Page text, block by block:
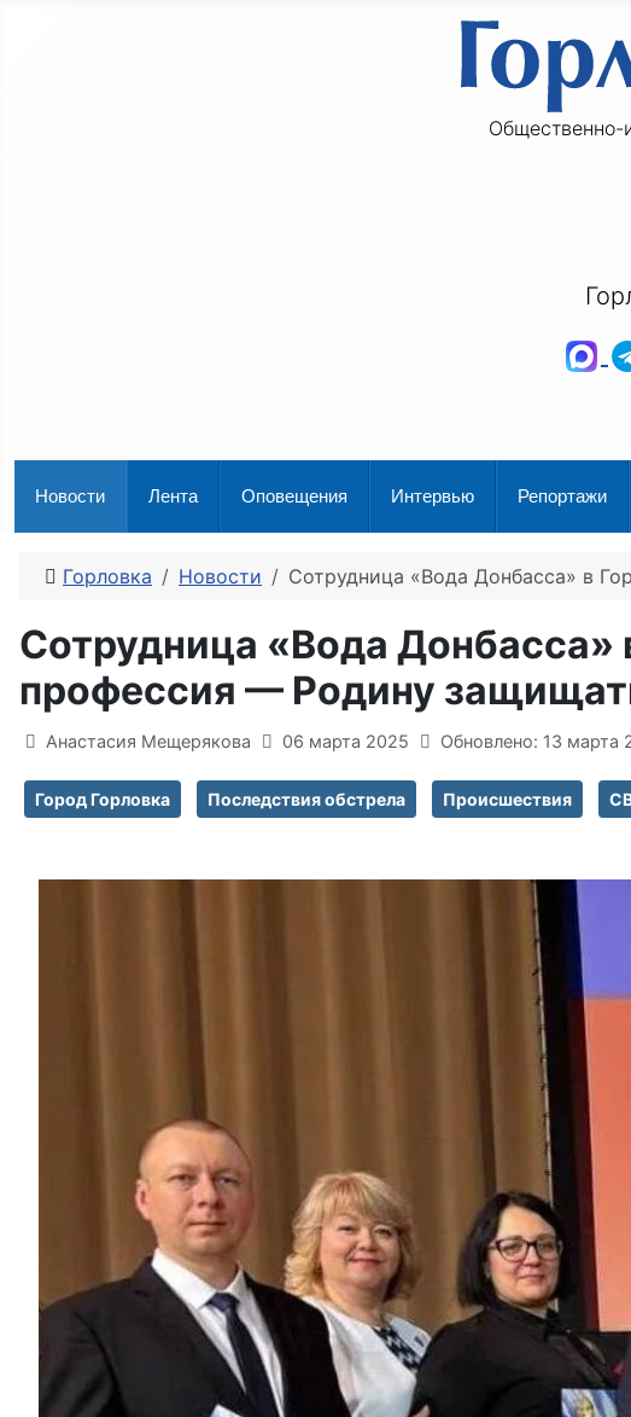
Общественно-
Новости Лента Оповещения Интервью Репортажи
Горловка Новости Сотрудница «Вода Донбасса» в
Сотрудница «Вода Донбасса»
профессия — Родину
Информация о материале
Анастасия Мещерякова 06 марта 2025 Обновлено: 13 марта
Город Горловка Последствия обстрела Происшествия